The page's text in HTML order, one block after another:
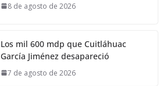
8 de agosto de 2026
Los mil 600 mdp que Cuitláhuac
García Jiménez desapareció
7 de agosto de 2026